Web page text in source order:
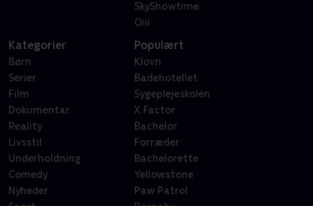
SkyShowtime
Oiii
Kategorier
Børn
Serier
Film
Dokumentar
Reality
Livsstil
Underholdning
Comedy
Nyheder
Populært
Klovn
Badehotellet
Sygeplejeskolen
X Factor
Bachelor
Forræder
Bachelorette
Yellowstone
Paw Patrol